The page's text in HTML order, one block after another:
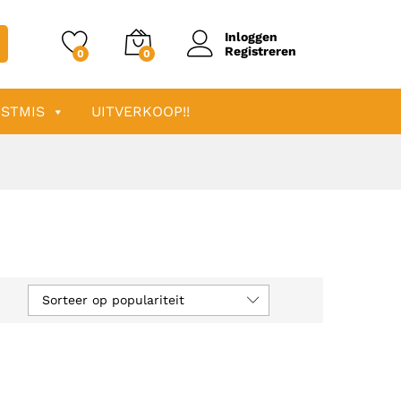
0 0
Inloggen
Registreren
UITVERKOOP!!
Sorteer op populariteit